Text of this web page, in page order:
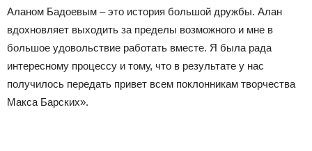
Аланом Бадоевым – это история большой дружбы. Алан
вдохновляет выходить за пределы возможного и мне в
большое удовольствие работать вместе. Я была рада
интересному процессу и тому, что в результате у нас
получилось передать привет всем поклонникам творчества
Макса Барских».